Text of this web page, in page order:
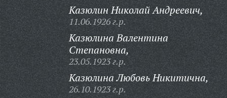
Казюлин Николай Андреевич,
11.06.1926 г.р.
Казюлина Валентина
Степановна,
23.05.1923 г.р.
Казюлина Любовь Никитична,
26.10.1923 г.р.